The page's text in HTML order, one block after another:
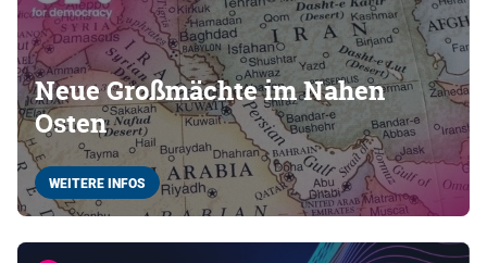
Neue Großmächte im Nahen
Osten
WEITERE INFOS